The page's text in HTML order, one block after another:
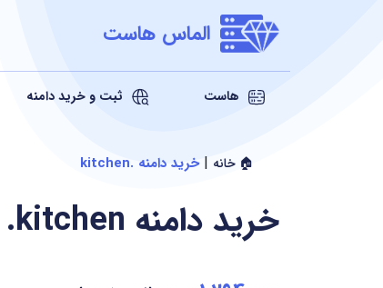
الماس هاست
هاست ثبت و خرید دامنه
🏠 خانه |خرید دامنه .kitchen
.kitchen خرید دامنه